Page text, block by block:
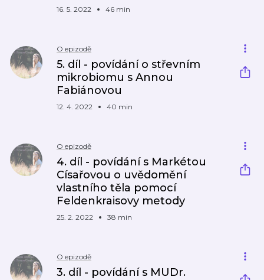
16. 5. 2022 46 min
O epizodě
5. díl - povídání o střevním
mikrobiomu s Annou
Fabiánovou
12. 4. 2022 40 min
O epizodě
4. díl - povídání s Markétou
Císařovou o uvědomění
vlastního těla pomocí
Feldenkraisovy metody
25. 2. 2022 38 min
O epizodě
3. díl - povídání s MUDr.